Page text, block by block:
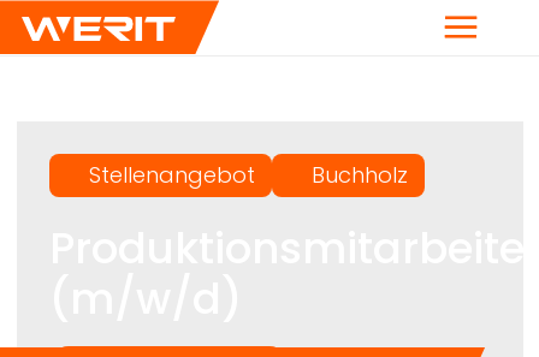
Menü
Stellenangebot Buchholz